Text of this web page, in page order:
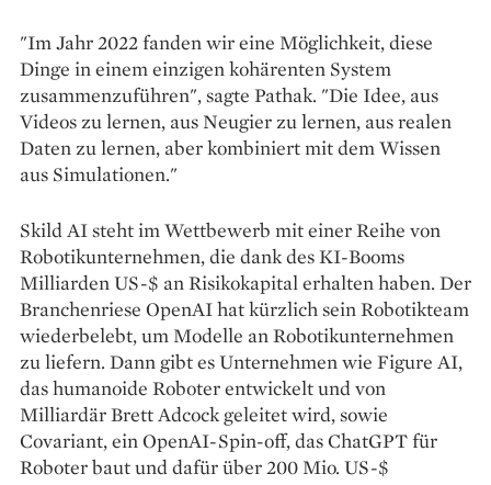
"Im Jahr 2022 fanden wir eine Möglichkeit, diese
Dinge in einem einzigen kohärenten System
zusammenzuführen", sagte Pathak. "Die Idee, aus
Videos zu lernen, aus Neugier zu lernen, aus realen
Daten zu lernen, aber kombiniert mit dem Wissen
aus Simulationen."
Skild AI steht im Wettbewerb mit einer Reihe von
Robotikunternehmen, die dank des KI-Booms
Milliarden US-$ an Risikokapital erhalten haben. Der
Branchenriese OpenAI hat kürzlich sein Robotikteam
wiederbelebt, um Modelle an Robotikunternehmen
zu liefern. Dann gibt es Unternehmen wie Figure AI,
das humanoide Roboter entwickelt und von
Milliardär Brett Adcock geleitet wird, sowie
Covariant, ein OpenAI-Spin-off, das ChatGPT für
Roboter baut und dafür über 200 Mio. US-$